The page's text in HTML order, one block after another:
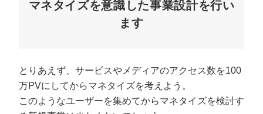
マネタイズを意識した事業設計を行い
ます
とりあえず、サービスやメディアのアクセス数を100
万PVにしてからマネタイズを考えよう。
このようなユーザーを集めてからマネタイズを検討す